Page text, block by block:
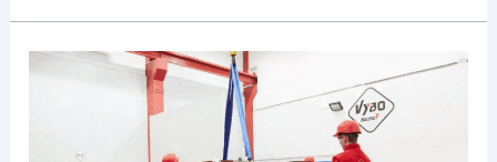
media
tensione